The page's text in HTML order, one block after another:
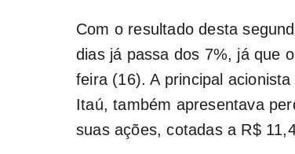
Com o resultado desta
dias já passa dos 7%, já que
feira (16). A principal
Itaú, também apresentava
suas ações, cotadas a R$